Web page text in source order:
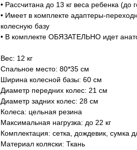
• Рассчитана до 13 кг веса ребенка (до
• Имеет в комплекте адаптеры-
колесную базу
• В комплекте ОБЯЗАТЕЛЬНО идет
Вес: 12 кг
Спальное место: 80*35 см
Ширина колесной базы: 60 см
Диаметр передних колес: 21 см
Диаметр задних колес: 28 см
Колеса: цельная резина
Максимальная нагрузка: до 22 кг
Комплектация: сетка, дождевик, сумка
Материал коляски: Ткань